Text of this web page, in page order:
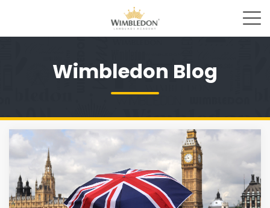
Wimbledon Blog